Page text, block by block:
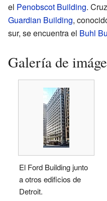
el Penobscot Building.
Guardian Building,
sur, se encuentra el Buhl
Galería de
El Ford Building junto
a otros edificios de
Detroit.